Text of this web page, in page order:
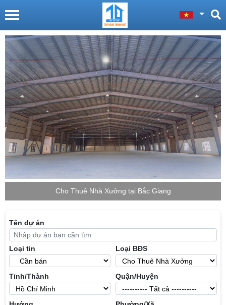
Cho Thuê Nhà Xưởng tại Bắc Giang
Tên dự án
Loại tin Loại BĐS
Tỉnh/Thành Quận/Huyện